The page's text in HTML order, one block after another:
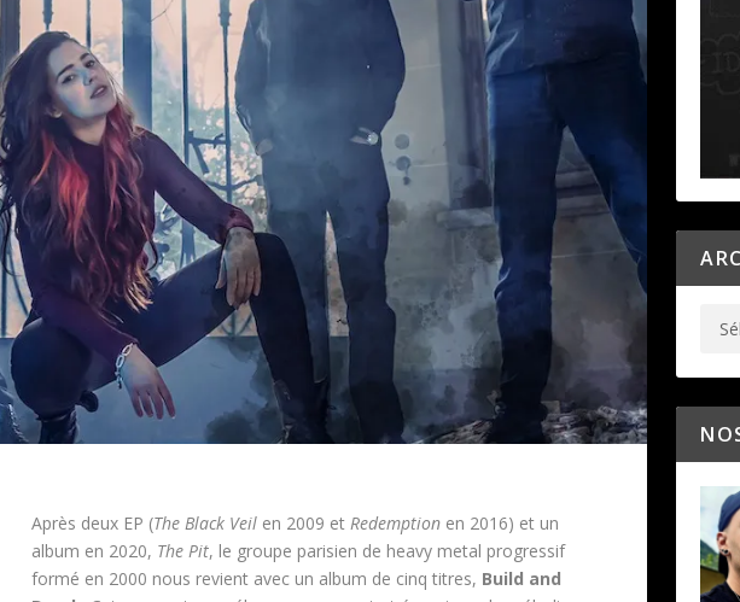
Après deux EP (The Black Veilen 2009 et Redemption en 2016) et un
album en 2020, The Pit, le groupe parisien de heavy metal progressif
formé en 2000 nous revient avec un album de cinq titres, Build and